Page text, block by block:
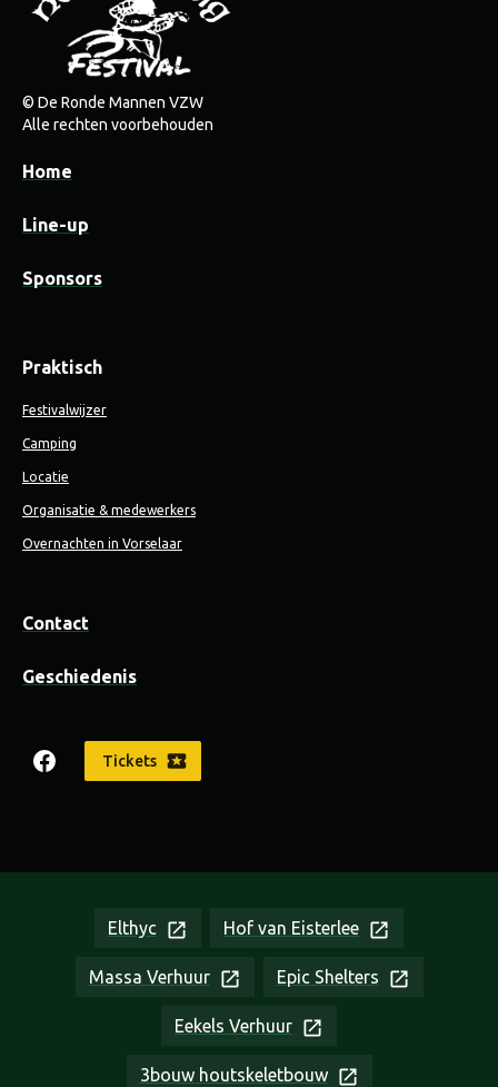
© De Ronde Mannen VZW
Alle rechten voorbehouden
Home
Line-up
Sponsors
Praktisch
Festivalwijzer
Camping
Locatie
Organisatie & medewerkers
Overnachten in Vorselaar
Contact
Geschiedenis
Tickets
Elthyc Hof van Eisterlee
Massa Verhuur Epic Shelters
Eekels Verhuur
3bouw houtskeletbouw